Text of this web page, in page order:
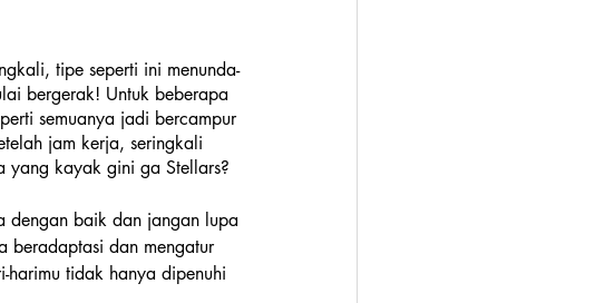
tipe seperti ini menunda-
bergerak! Untuk beberapa
semuanya jadi bercampur
jam kerja, seringkali
yang kayak gini ga Stellars?
dengan baik dan jangan lupa
beradaptasi dan mengatur
tidak hanya dipenuhi